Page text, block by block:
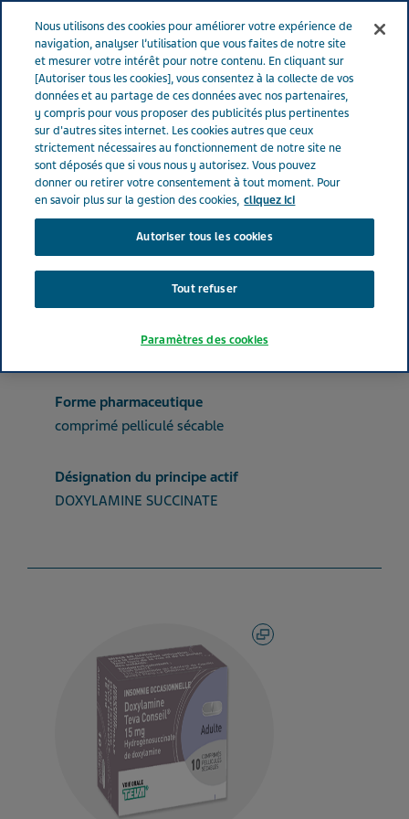
Menu
France Nos Produits
DOXYLAMINE TEVA CONSEIL® 15 mg (bte
de 10)
DOXYLAMINE TEVA
CONSEIL® 15 mg (bte de
10)
Forme pharmaceutique
comprimé pelliculé sécable
Désignation du principe actif
DOXYLAMINE SUCCINATE
Nous utilisons des cookies pour améliorer votre expérience de
navigation, analyser l’utilisation que vous faites de notre site
et mesurer votre intérêt pour notre contenu. En cliquant sur
[Autoriser tous les cookies], vous consentez à la collecte de vos
données et au partage de ces données avec nos partenaires,
y compris pour vous proposer des publicités plus pertinentes
sur d'autres sites internet. Les cookies autres que ceux
strictement nécessaires au fonctionnement de notre site ne
sont déposés que si vous nous y autorisez. Vous pouvez
donner ou retirer votre consentement à tout moment. Pour
en savoir plus sur la gestion des cookies, cliquez ici
Autoriser tous les cookies
Tout refuser
Paramètres des cookies